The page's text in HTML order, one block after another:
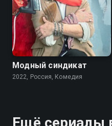
7.6
Модный синдикат
2022, Россия, Комедия